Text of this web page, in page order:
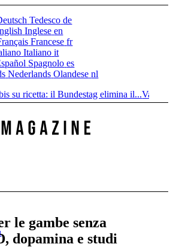
Tedesco de
Inglese en
Francese fr
Italiano it
Spagnolo es
Nederlands Olandese nl
ricetta: il Bundestag elimina il...Valore
le gambe senza
dopamina e studi